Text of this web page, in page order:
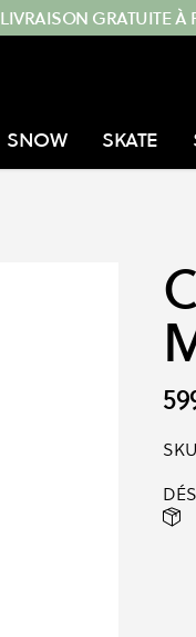
LIVRAISON GRATUITE À
SNOW SKATE